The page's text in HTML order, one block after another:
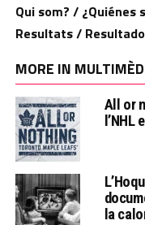
Qui som? / ¿Quiénes
Resultats /
MORE IN
All or
la